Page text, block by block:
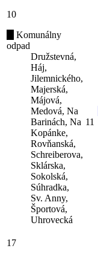
10
Komunálny
odpad
Družstevná,
Háj,
Jilemnického,
Majerská,
Májová,
Medová, Na
Barinách, Na
Kopánke,
Rovňanská,
Schreiberova,
Sklárska,
Sokolská,
Súhradka,
Sv. Anny,
Športová,
Uhrovecká
11
17